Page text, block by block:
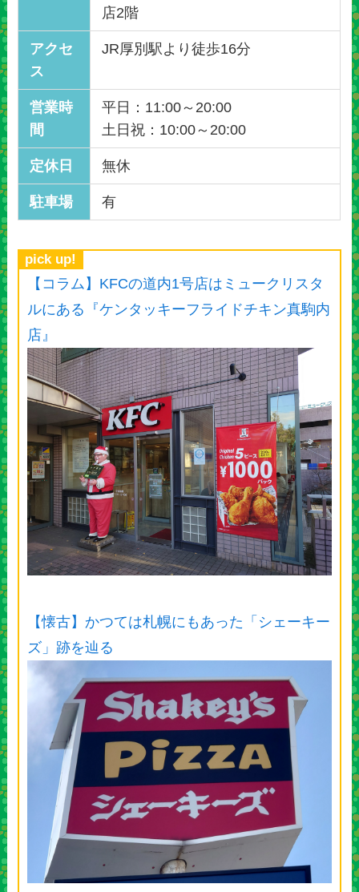
店2階
アクセ
ス
JR厚別駅より徒歩16分
営業時
間
平日：11:00～20:00
土日祝：10:00～20:00
定休日 無休
駐車場 有
pick up!
【コラム】KFCの道内1号店はミュークリスタ
ルにある『ケンタッキーフライドチキン真駒内
店』
【懐古】かつては札幌にもあった「シェーキー
ズ」跡を辿る